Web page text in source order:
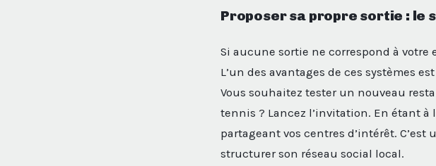
Proposer sa propre sortie : le
Si aucune sortie ne correspond à votre
L’un des avantages de ces systèmes
Vous souhaitez tester un nouveau
tennis ? Lancez l’invitation. En étant
partageant vos centres d’intérêt.
structurer son réseau social local.